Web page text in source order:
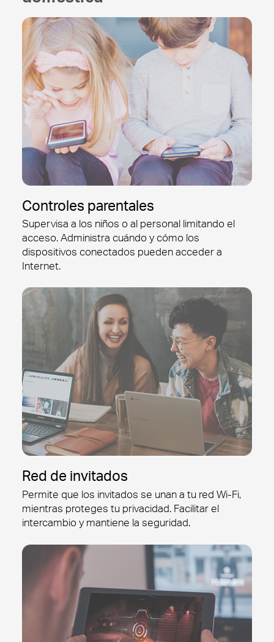
Controles parentales
Supervisa a los niños o al personal limitando el
acceso. Administra cuándo y cómo los
dispositivos conectados pueden acceder a
Internet.
Red de invitados
Permite que los invitados se unan a tu red Wi-Fi,
mientras proteges tu privacidad. Facilitar el
intercambio y mantiene la seguridad.